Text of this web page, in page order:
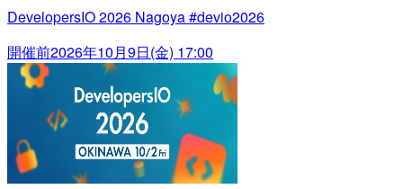
DevelopersIO 2026 Nagoya #devio2026
開催前2026年10月9日(金) 17:00